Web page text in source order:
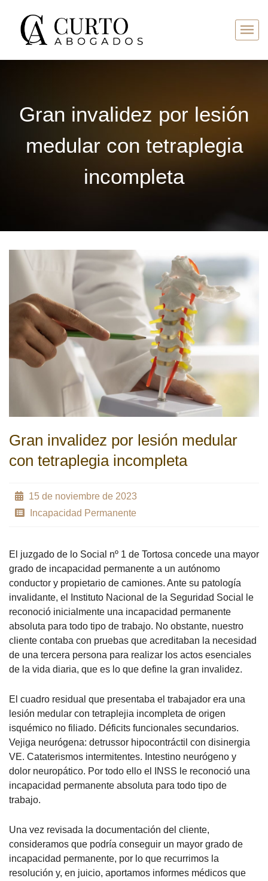
Gran invalidez por lesión
medular con tetraplegia
incompleta
Gran invalidez por lesión medular
con tetraplegia incompleta
15 de noviembre de 2023
Incapacidad Permanente
El juzgado de lo Social nº 1 de Tortosa concede una mayor
grado de incapacidad permanente a un autónomo
conductor y propietario de camiones. Ante su patología
invalidante, el Instituto Nacional de la Seguridad Social le
reconoció inicialmente una incapacidad permanente
absoluta para todo tipo de trabajo. No obstante, nuestro
cliente contaba con pruebas que acreditaban la necesidad
de una tercera persona para realizar los actos esenciales
de la vida diaria, que es lo que define la gran invalidez.
El cuadro residual que presentaba el trabajador era una
lesión medular con tetraplejia incompleta de origen
isquémico no filiado. Déficits funcionales secundarios.
Vejiga neurógena: detrussor hipocontráctil con disinergia
VE. Cataterismos intermitentes. Intestino neurógeno y
dolor neuropático. Por todo ello el INSS le reconoció una
incapacidad permanente absoluta para todo tipo de
trabajo.
Una vez revisada la documentación del cliente,
consideramos que podría conseguir un mayor grado de
incapacidad permanente, por lo que recurrimos la
resolución y, en juicio, aportamos informes médicos que